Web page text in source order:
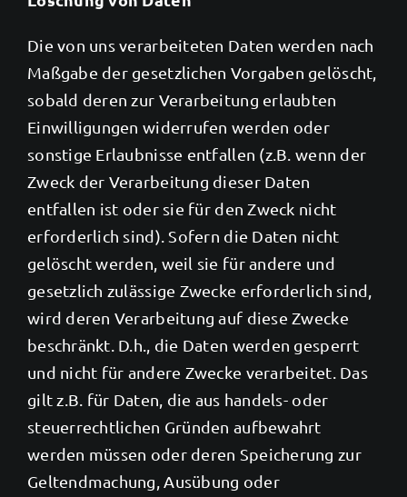
Die von uns verarbeiteten Daten werden nach
Maßgabe der gesetzlichen Vorgaben gelöscht,
sobald deren zur Verarbeitung erlaubten
Einwilligungen widerrufen werden oder
sonstige Erlaubnisse entfallen (z.B. wenn der
Zweck der Verarbeitung dieser Daten
entfallen ist oder sie für den Zweck nicht
erforderlich sind). Sofern die Daten nicht
gelöscht werden, weil sie für andere und
gesetzlich zulässige Zwecke erforderlich sind,
wird deren Verarbeitung auf diese Zwecke
beschränkt. D.h., die Daten werden gesperrt
und nicht für andere Zwecke verarbeitet. Das
gilt z.B. für Daten, die aus handels- oder
steuerrechtlichen Gründen aufbewahrt
werden müssen oder deren Speicherung zur
Geltendmachung, Ausübung oder